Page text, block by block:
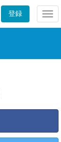
登録